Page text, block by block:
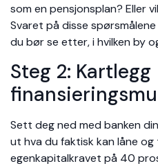
som en pensjonsplan? Eller
Svaret på disse
du bør se etter, i hvilken by
Steg 2: Kartlegg
Sett deg ned med banken
ut hva du faktisk kan låne og
egenkapitalkravet på 40